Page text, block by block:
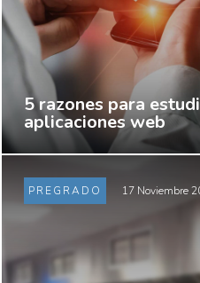
5 razones para
aplicaciones web
PREGRADO 17 Noviembre